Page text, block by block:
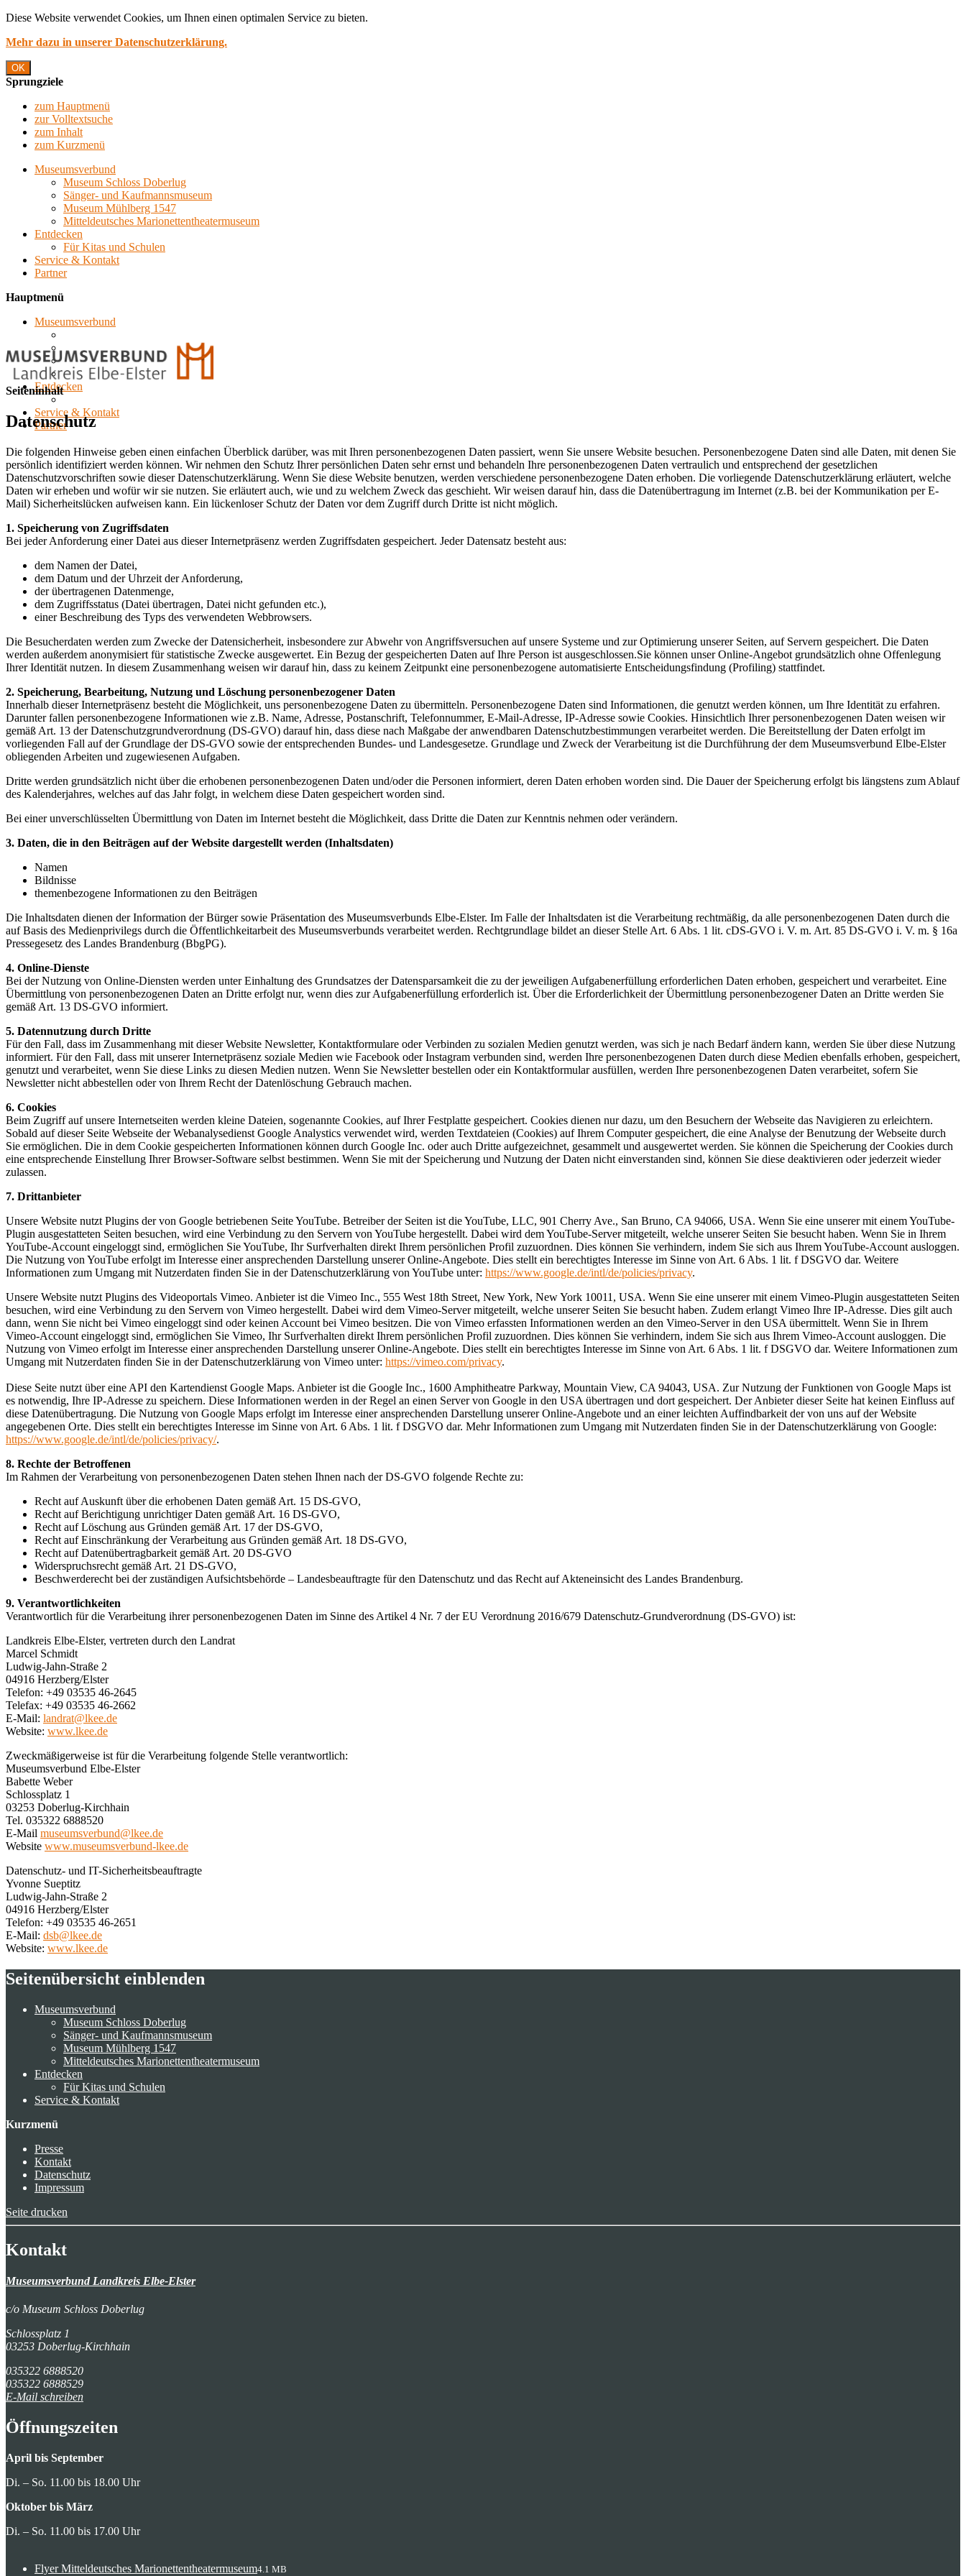
Diese Website verwendet Cookies, um Ihnen einen optimalen Service zu bieten.
Mehr dazu in unserer Datenschutzerklärung.
OK
Sprungziele
zum Hauptmenü
zur Volltextsuche
zum Inhalt
zum Kurzmenü
Museumsverbund
Museum Schloss Doberlug
Sänger- und Kaufmannsmuseum
Museum Mühlberg 1547
Mitteldeutsches Marionettentheatermuseum
Entdecken
Für Kitas und Schulen
Service & Kontakt
Partner
Hauptmenü
Museumsverbund
Sänger- und Kaufmannsmuseum
Museum Mühlberg 1547
Mitteldeutsches Marionettentheatermuseum
Entdecken
Service & Kontakt
Partner
Seiteninhalt
Datenschutz
Die folgenden Hinweise geben einen einfachen Überblick darüber, was mit Ihren personenbezogenen Daten passiert, wenn Sie unsere Website besuchen. Personenbezogene Daten sind alle Daten, mit denen Sie
persönlich identifiziert werden können. Wir nehmen den Schutz Ihrer persönlichen Daten sehr ernst und behandeln Ihre personenbezogenen Daten vertraulich und entsprechend der gesetzlichen
Datenschutzvorschriften sowie dieser Datenschutzerklärung. Wenn Sie diese Website benutzen, werden verschiedene personenbezogene Daten erhoben. Die vorliegende Datenschutzerklärung erläutert, welche
Daten wir erheben und wofür wir sie nutzen. Sie erläutert auch, wie und zu welchem Zweck das geschieht. Wir weisen darauf hin, dass die Datenübertragung im Internet (z.B. bei der Kommunikation per E-
Mail) Sicherheitslücken aufweisen kann. Ein lückenloser Schutz der Daten vor dem Zugriff durch Dritte ist nicht möglich.
1. Speicherung von Zugriffsdaten
Bei jeder Anforderung einer Datei aus dieser Internetpräsenz werden Zugriffsdaten gespeichert. Jeder Datensatz besteht aus:
dem Namen der Datei,
dem Datum und der Uhrzeit der Anforderung,
der übertragenen Datenmenge,
dem Zugriffsstatus (Datei übertragen, Datei nicht gefunden etc.),
einer Beschreibung des Typs des verwendeten Webbrowsers.
Die Besucherdaten werden zum Zwecke der Datensicherheit, insbesondere zur Abwehr von Angriffsversuchen auf unsere Systeme und zur Optimierung unserer Seiten, auf Servern gespeichert. Die Daten
werden außerdem anonymisiert für statistische Zwecke ausgewertet. Ein Bezug der gespeicherten Daten auf Ihre Person ist ausgeschlossen.Sie können unser Online-Angebot grundsätzlich ohne Offenlegung
Ihrer Identität nutzen. In diesem Zusammenhang weisen wir darauf hin, dass zu keinem Zeitpunkt eine personenbezogene automatisierte Entscheidungsfindung (Profiling) stattfindet.
2. Speicherung, Bearbeitung, Nutzung und Löschung personenbezogener Daten
Innerhalb dieser Internetpräsenz besteht die Möglichkeit, uns personenbezogene Daten zu übermitteln. Personenbezogene Daten sind Informationen, die genutzt werden können, um Ihre Identität zu erfahren.
Darunter fallen personenbezogene Informationen wie z.B. Name, Adresse, Postanschrift, Telefonnummer, E-Mail-Adresse, IP-Adresse sowie Cookies. Hinsichtlich Ihrer personenbezogenen Daten weisen wir
gemäß Art. 13 der Datenschutzgrundverordnung (DS-GVO) darauf hin, dass diese nach Maßgabe der anwendbaren Datenschutzbestimmungen verarbeitet werden. Die Bereitstellung der Daten erfolgt im
vorliegenden Fall auf der Grundlage der DS-GVO sowie der entsprechenden Bundes- und Landesgesetze. Grundlage und Zweck der Verarbeitung ist die Durchführung der dem Museumsverbund Elbe-Elster
obliegenden Arbeiten und zugewiesenen Aufgaben.
Dritte werden grundsätzlich nicht über die erhobenen personenbezogenen Daten und/oder die Personen informiert, deren Daten erhoben worden sind. Die Dauer der Speicherung erfolgt bis längstens zum Ablauf
des Kalenderjahres, welches auf das Jahr folgt, in welchem diese Daten gespeichert worden sind.
Bei einer unverschlüsselten Übermittlung von Daten im Internet besteht die Möglichkeit, dass Dritte die Daten zur Kenntnis nehmen oder verändern.
3. Daten, die in den Beiträgen auf der Website dargestellt werden (Inhaltsdaten)
Namen
Bildnisse
themenbezogene Informationen zu den Beiträgen
Die Inhaltsdaten dienen der Information der Bürger sowie Präsentation des Museumsverbunds Elbe-Elster. Im Falle der Inhaltsdaten ist die Verarbeitung rechtmäßig, da alle personenbezogenen Daten durch die
auf Basis des Medienprivilegs durch die Öffentlichkeitarbeit des Museumsverbunds verarbeitet werden. Rechtgrundlage bildet an dieser Stelle Art. 6 Abs. 1 lit. cDS-GVO i. V. m. Art. 85 DS-GVO i. V. m. § 16a
Pressegesetz des Landes Brandenburg (BbgPG).
4. Online-Dienste
Bei der Nutzung von Online-Diensten werden unter Einhaltung des Grundsatzes der Datensparsamkeit die zu der jeweiligen Aufgabenerfüllung erforderlichen Daten erhoben, gespeichert und verarbeitet. Eine
Übermittlung von personenbezogenen Daten an Dritte erfolgt nur, wenn dies zur Aufgabenerfüllung erforderlich ist. Über die Erforderlichkeit der Übermittlung personenbezogener Daten an Dritte werden Sie
gemäß Art. 13 DS-GVO informiert.
5. Datennutzung durch Dritte
Für den Fall, dass im Zusammenhang mit dieser Website Newsletter, Kontaktformulare oder Verbinden zu sozialen Medien genutzt werden, was sich je nach Bedarf ändern kann, werden Sie über diese Nutzung
informiert. Für den Fall, dass mit unserer Internetpräsenz soziale Medien wie Facebook oder Instagram verbunden sind, werden Ihre personenbezogenen Daten durch diese Medien ebenfalls erhoben, gespeichert,
genutzt und verarbeitet, wenn Sie diese Links zu diesen Medien nutzen. Wenn Sie Newsletter bestellen oder ein Kontaktformular ausfüllen, werden Ihre personenbezogenen Daten verarbeitet, sofern Sie
Newsletter nicht abbestellen oder von Ihrem Recht der Datenlöschung Gebrauch machen.
6. Cookies
Beim Zugriff auf unsere Internetseiten werden kleine Dateien, sogenannte Cookies, auf Ihrer Festplatte gespeichert. Cookies dienen nur dazu, um den Besuchern der Webseite das Navigieren zu erleichtern.
Sobald auf dieser Seite Webseite der Webanalysedienst Google Analystics verwendet wird, werden Textdateien (Cookies) auf Ihrem Computer gespeichert, die eine Analyse der Benutzung der Webseite durch
Sie ermöglichen. Die in dem Cookie gespeicherten Informationen können durch Google Inc. oder auch Dritte aufgezeichnet, gesammelt und ausgewertet werden. Sie können die Speicherung der Cookies durch
eine entsprechende Einstellung Ihrer Browser-Software selbst bestimmen. Wenn Sie mit der Speicherung und Nutzung der Daten nicht einverstanden sind, können Sie diese deaktivieren oder jederzeit wieder
zulassen.
7. Drittanbieter
Unsere Website nutzt Plugins der von Google betriebenen Seite YouTube. Betreiber der Seiten ist die YouTube, LLC, 901 Cherry Ave., San Bruno, CA 94066, USA. Wenn Sie eine unserer mit einem YouTube-
Plugin ausgestatteten Seiten besuchen, wird eine Verbindung zu den Servern von YouTube hergestellt. Dabei wird dem YouTube-Server mitgeteilt, welche unserer Seiten Sie besucht haben. Wenn Sie in Ihrem
YouTube-Account eingeloggt sind, ermöglichen Sie YouTube, Ihr Surfverhalten direkt Ihrem persönlichen Profil zuzuordnen. Dies können Sie verhindern, indem Sie sich aus Ihrem YouTube-Account ausloggen.
Die Nutzung von YouTube erfolgt im Interesse einer ansprechenden Darstellung unserer Online-Angebote. Dies stellt ein berechtigtes Interesse im Sinne von Art. 6 Abs. 1 lit. f DSGVO dar. Weitere
Informationen zum Umgang mit Nutzerdaten finden Sie in der Datenschutzerklärung von YouTube unter: https://www.google.de/intl/de/policies/privacy.
Unsere Website nutzt Plugins des Videoportals Vimeo. Anbieter ist die Vimeo Inc., 555 West 18th Street, New York, New York 10011, USA. Wenn Sie eine unserer mit einem Vimeo-Plugin ausgestatteten Seiten
besuchen, wird eine Verbindung zu den Servern von Vimeo hergestellt. Dabei wird dem Vimeo-Server mitgeteilt, welche unserer Seiten Sie besucht haben. Zudem erlangt Vimeo Ihre IP-Adresse. Dies gilt auch
dann, wenn Sie nicht bei Vimeo eingeloggt sind oder keinen Account bei Vimeo besitzen. Die von Vimeo erfassten Informationen werden an den Vimeo-Server in den USA übermittelt. Wenn Sie in Ihrem
Vimeo-Account eingeloggt sind, ermöglichen Sie Vimeo, Ihr Surfverhalten direkt Ihrem persönlichen Profil zuzuordnen. Dies können Sie verhindern, indem Sie sich aus Ihrem Vimeo-Account ausloggen. Die
Nutzung von Vimeo erfolgt im Interesse einer ansprechenden Darstellung unserer Online-Angebote. Dies stellt ein berechtigtes Interesse im Sinne von Art. 6 Abs. 1 lit. f DSGVO dar. Weitere Informationen zum
Umgang mit Nutzerdaten finden Sie in der Datenschutzerklärung von Vimeo unter: https://vimeo.com/privacy.
Diese Seite nutzt über eine API den Kartendienst Google Maps. Anbieter ist die Google Inc., 1600 Amphitheatre Parkway, Mountain View, CA 94043, USA. Zur Nutzung der Funktionen von Google Maps ist
es notwendig, Ihre IP-Adresse zu speichern. Diese Informationen werden in der Regel an einen Server von Google in den USA übertragen und dort gespeichert. Der Anbieter dieser Seite hat keinen Einfluss auf
diese Datenübertragung. Die Nutzung von Google Maps erfolgt im Interesse einer ansprechenden Darstellung unserer Online-Angebote und an einer leichten Auffindbarkeit der von uns auf der Website
angegebenen Orte. Dies stellt ein berechtigtes Interesse im Sinne von Art. 6 Abs. 1 lit. f DSGVO dar. Mehr Informationen zum Umgang mit Nutzerdaten finden Sie in der Datenschutzerklärung von Google:
https://www.google.de/intl/de/policies/privacy/.
8. Rechte der Betroffenen
Im Rahmen der Verarbeitung von personenbezogenen Daten stehen Ihnen nach der DS-GVO folgende Rechte zu:
Recht auf Auskunft über die erhobenen Daten gemäß Art. 15 DS-GVO,
Recht auf Berichtigung unrichtiger Daten gemäß Art. 16 DS-GVO,
Recht auf Löschung aus Gründen gemäß Art. 17 der DS-GVO,
Recht auf Einschränkung der Verarbeitung aus Gründen gemäß Art. 18 DS-GVO,
Recht auf Datenübertragbarkeit gemäß Art. 20 DS-GVO
Widerspruchsrecht gemäß Art. 21 DS-GVO,
Beschwerderecht bei der zuständigen Aufsichtsbehörde – Landesbeauftragte für den Datenschutz und das Recht auf Akteneinsicht des Landes Brandenburg.
9. Verantwortlichkeiten
Verantwortlich für die Verarbeitung ihrer personenbezogenen Daten im Sinne des Artikel 4 Nr. 7 der EU Verordnung 2016/679 Datenschutz-Grundverordnung (DS-GVO) ist:
Landkreis Elbe-Elster, vertreten durch den Landrat
Marcel Schmidt
Ludwig-Jahn-Straße 2
04916 Herzberg/Elster
Telefon: +49 03535 46-2645
Telefax: +49 03535 46-2662
E-Mail: landrat@lkee.de
Website: www.lkee.de
Zweckmäßigerweise ist für die Verarbeitung folgende Stelle verantwortlich:
Museumsverbund Elbe-Elster
Babette Weber
Schlossplatz 1
03253 Doberlug-Kirchhain
Tel. 035322 6888520
E-Mail museumsverbund@lkee.de
Website www.museumsverbund-lkee.de
Datenschutz- und IT-Sicherheitsbeauftragte
Yvonne Sueptitz
Ludwig-Jahn-Straße 2
04916 Herzberg/Elster
Telefon: +49 03535 46-2651
E-Mail: dsb@lkee.de
Website: www.lkee.de
Seitenübersicht einblenden
Museumsverbund
Museum Schloss Doberlug
Sänger- und Kaufmannsmuseum
Museum Mühlberg 1547
Mitteldeutsches Marionettentheatermuseum
Entdecken
Für Kitas und Schulen
Service & Kontakt
Kurzmenü
Presse
Kontakt
Datenschutz
Impressum
Seite drucken
Kontakt
Museumsverbund Landkreis Elbe-Elster
c/o Museum Schloss Doberlug
Schlossplatz 1
03253 Doberlug-Kirchhain
035322 6888520
035322 6888529
E-Mail schreiben
Öffnungszeiten
April bis September
Di. – So. 11.00 bis 18.00 Uhr
Oktober bis März
Di. – So. 11.00 bis 17.00 Uhr
Flyer Mitteldeutsches Marionettentheatermuseum4.1 MB